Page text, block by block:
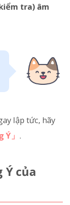
tra) âm
lập tức, hãy
」 .
Ý của